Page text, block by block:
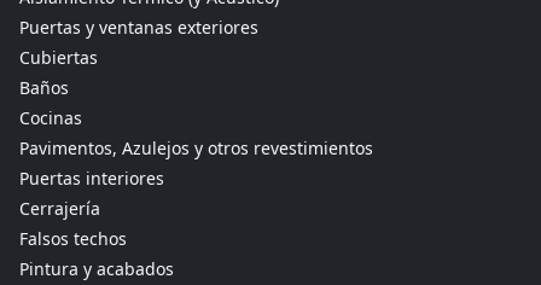
Puertas y ventanas exteriores
Cubiertas
Baños
Cocinas
Pavimentos, Azulejos y otros revestimientos
Puertas interiores
Cerrajería
Falsos techos
Pintura y acabados